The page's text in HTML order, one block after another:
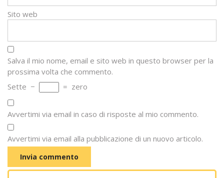
Sito web
Salva il mio nome, email e sito web in questo browser per la
prossima volta che commento.
Sette − = zero
Avvertimi via email in caso di risposte al mio commento.
Avvertimi via email alla pubblicazione di un nuovo articolo.